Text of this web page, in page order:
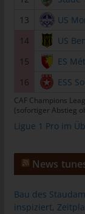
13
US
14
US
15
ES
16
ESS
CAF Champions
(sofortiger Abstieg
Ligue 1 Pro im
News
Bau des
inspiziert,
tunesienfussball.de
Rue 2 Mars
4022 Akouda -
Telefon: +216 216
E-Mail:
Die Internetseiten
Textdateien,
Zahlreiche